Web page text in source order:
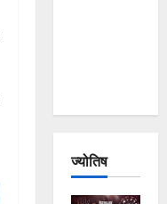
ज्योतिष